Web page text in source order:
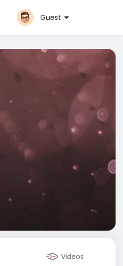
Guest
Videos